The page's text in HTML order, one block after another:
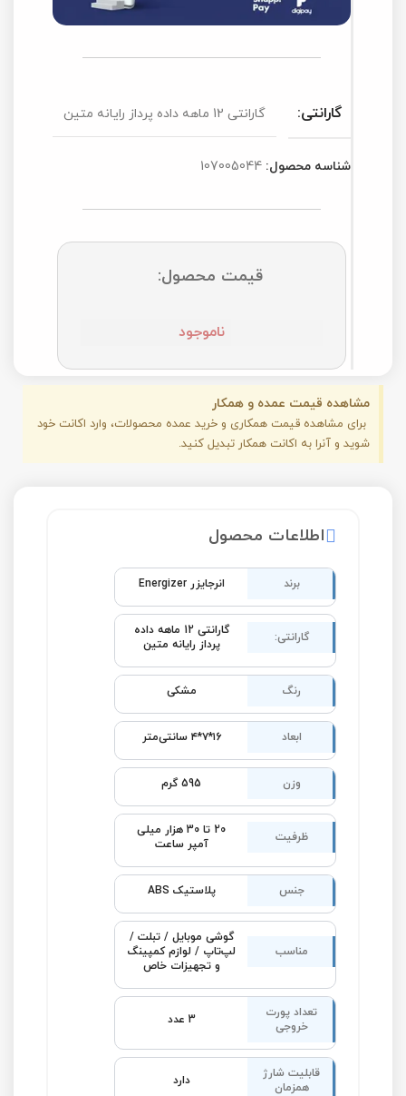
گارانتی: گارانتی 12 ماهه داده پرداز رایانه متین
شناسه محصول: 107005044
قیمت محصول:
ناموجود
مشاهده قیمت عمده و همکار
برای مشاهده قیمت همکاری و خرید عمده محصولات، وارد اکانت خود
شوید و آنرا به اکانت همکار تبدیل کنید.
اطلاعات محصول
برند انرجایزر Energizer
گارانتی:
گارانتی 12 ماهه داده
پرداز رایانه متین
رنگ مشکی
ابعاد ۱6*۷*۴ سانتی‌متر
وزن 595 گرم
ظرفیت
20 تا 30 هزار میلی‌
آمپر ساعت
جنس پلاستیک ABS
مناسب
گوشی موبایل / تبلت /
لپ‌تاپ / لوازم کمپینگ
و تجهیزات خاص
تعداد پورت
خروجی
3 عدد
قابلیت شارژ
همزمان
دارد